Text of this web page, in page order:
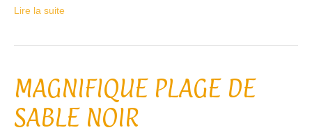
Lire la suite
MAGNIFIQUE PLAGE DE
SABLE NOIR